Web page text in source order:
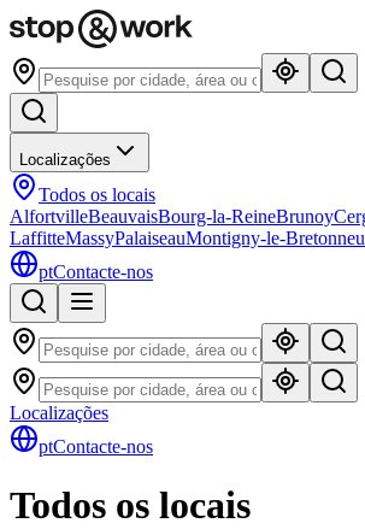
Localizações
Todos os locais
AlfortvilleBeauvaisBourg-la-ReineBrunoy
LaffitteMassyPalaiseauMontigny-le-
ptContacte-nos
Localizações
ptContacte-nos
Todos os locais